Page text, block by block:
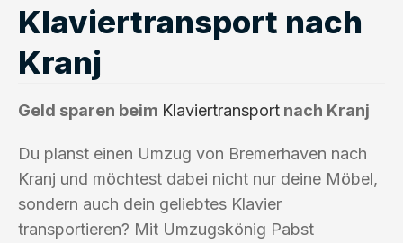
Klaviertransport nach
Kranj
Geld sparen beim Klaviertransport nach Kranj
Du planst einen Umzug von Bremerhaven nach
Kranj und möchtest dabei nicht nur deine Möbel,
sondern auch dein geliebtes Klavier
transportieren? Mit Umzugskönig Pabst